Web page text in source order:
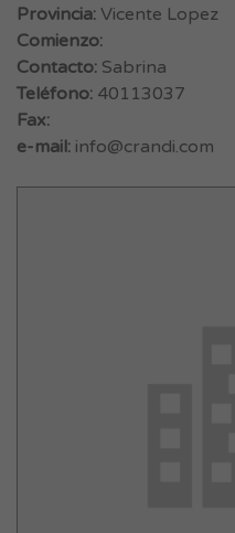
Provincia: Vicente Lopez
Comienzo:
Contacto: Sabrina
Teléfono: 40113037
Fax:
e-mail: info@crandi.com